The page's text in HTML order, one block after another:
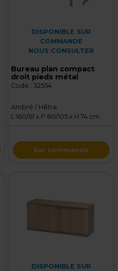
DISPONIBLE SUR
COMMANDE
NOUS CONSULTER
Bureau plan compact
droit pieds métal
Code : 32554
Ambré / Hêtre
L 160/61 x P 80/105 x H 74 cm
Sur commande
DISPONIBLE SUR